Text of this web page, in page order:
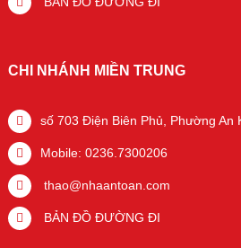
CHI NHÁNH MIỀN TRUNG
số 703 Điện Biên Phủ, Phường An
Mobile: 0236.7300206
thao@nhaantoan.com
BẢN ĐỒ ĐƯỜNG ĐI